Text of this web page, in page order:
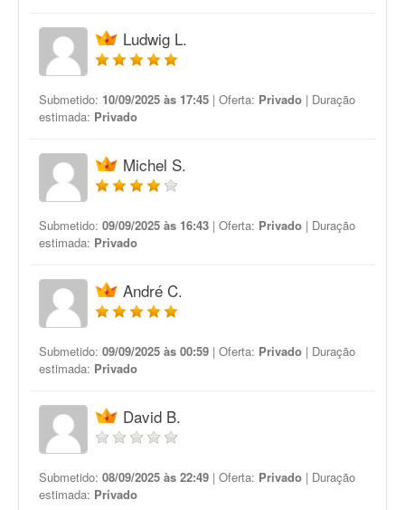
Ludwig L.
Submetido: 10/09/2025 às 17:45 | Oferta: Privado | Duração
estimada: Privado
Michel S.
Submetido: 09/09/2025 às 16:43 | Oferta: Privado | Duração
estimada: Privado
André C.
Submetido: 09/09/2025 às 00:59 | Oferta: Privado | Duração
estimada: Privado
David B.
Submetido: 08/09/2025 às 22:49 | Oferta: Privado | Duração
estimada: Privado